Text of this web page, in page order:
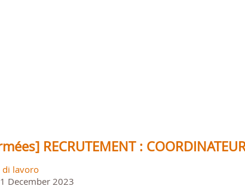
RECRUTEMENT :
di lavoro
December 2023